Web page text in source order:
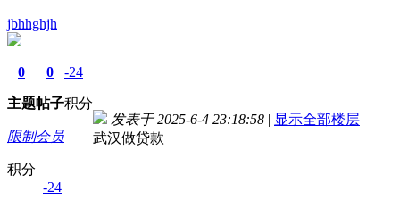
jbhhghjh
0
主题
0
帖子
-24
积分
限制会员
积分
-24
发表于 2025-6-4 23:18:58 | 显示全部楼层
武汉做贷款